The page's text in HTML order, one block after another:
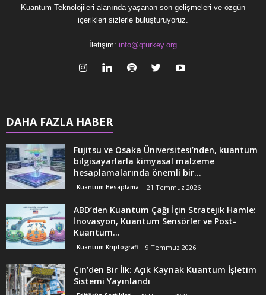
Kuantum Teknolojileri alanında yaşanan son gelişmeleri ve özgün
içerikleri sizlerle buluşturuyoruz.
İletişim: info@qturkey.org
DAHA FAZLA HABER
Fujitsu ve Osaka Üniversitesi’nden, kuantum
bilgisayarlarla kimyasal malzeme
hesaplamalarında önemli bir...
Kuantum Hesaplama 21 Temmuz 2026
ABD’den Kuantum Çağı İçin Stratejik Hamle:
İnovasyon, Kuantum Sensörler ve Post-
Kuantum...
Kuantum Kriptografi 9 Temmuz 2026
Çin’den Bir İlk: Açık Kaynak Kuantum İşletim
Sistemi Yayınlandı